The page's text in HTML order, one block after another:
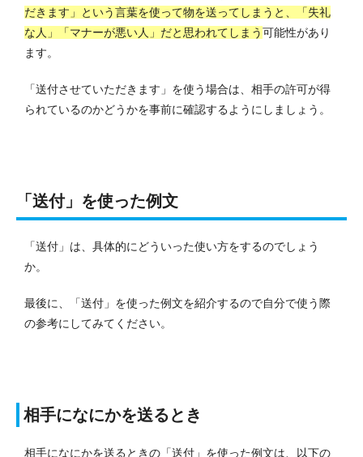
だきます」という言葉を使って物を送ってしまうと、「失礼
な人」「マナーが悪い人」だと思われてしまう可能性があり
ます。
「送付させていただきます」を使う場合は、相手の許可が得
られているのかどうかを事前に確認するようにしましょう。
「送付」を使った例文
「送付」は、具体的にどういった使い方をするのでしょう
か。
最後に、「送付」を使った例文を紹介するので自分で使う際
の参考にしてみてください。
相手になにかを送るとき
相手になにかを送るときの「送付」を使った例文は、以下の